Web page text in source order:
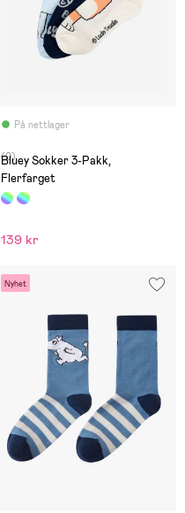
På nettlager
(0)
Bluey Sokker 3-Pakk,
Flerfarget
139 kr
Nyhet